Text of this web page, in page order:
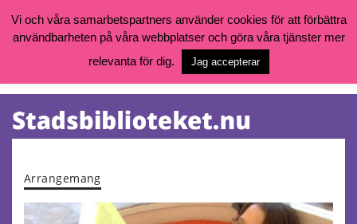
Vill du söka böcker, logga in på ditt bibliotekskonto eller nå övriga
goteborg.se/bibliotek
Öppettider, katalog och kontakt
Tjänster
Arrangemang
Vi och våra samarbetspartners använder cookies för att förbättra
användbarheten på våra webbplatser och göra våra tjänster mer
relevanta för dig.
Jag accepterar